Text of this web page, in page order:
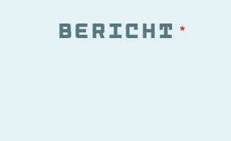
Bericht